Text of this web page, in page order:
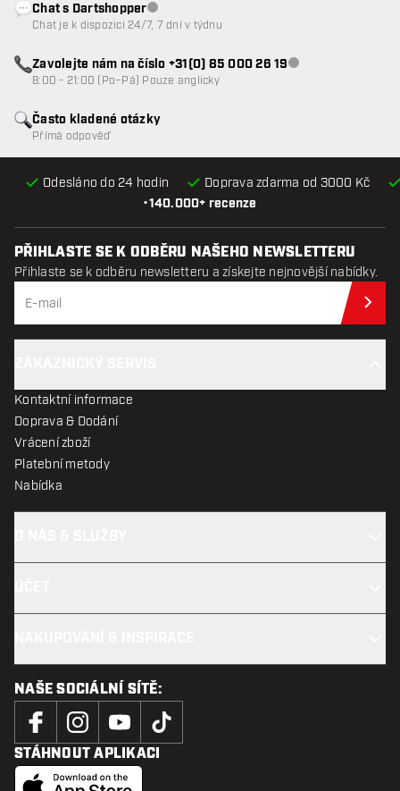
•140.000+ recenze
Odesláno do 24 hodin Doprava zdarma od 3000 Kč
Často kladené otázky
Přímá odpověď
Chat s DartshopperZákaznický servis nedostupný
Chat je k dispozici 24/7, 7 dní v týdnu
Zavolejte nám na číslo +31(0) 85 000 26 19Zákaznický servis
8:00 - 21:00 (Po–Pá) Pouze anglicky
PŘIHLASTE SE K ODBĚRU NAŠEHO NEWSLETTERU
Přihlaste se k odběru newsletteru a získejte nejnovější nabídky.
Kontaktní informace
Doprava & Dodání
Vrácení zboží
Platební metody
Nabídka
NAŠE SOCIÁLNÍ SÍTĚ:
STÁHNOUT APLIKACI